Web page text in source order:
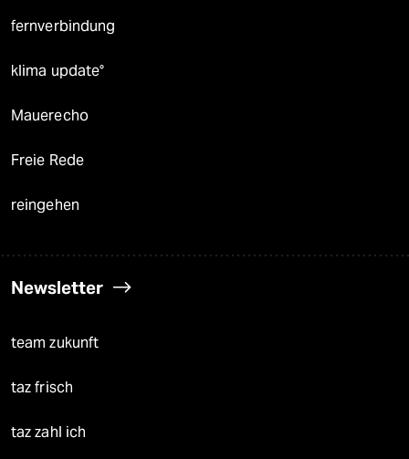
fernverbindung
klima update°
Mauerecho
Freie Rede
reingehen
Newsletter
team zukunft
taz frisch
taz zahl ich